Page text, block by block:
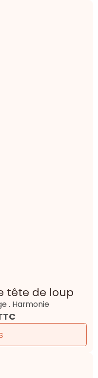
tête de loup
. Harmonie